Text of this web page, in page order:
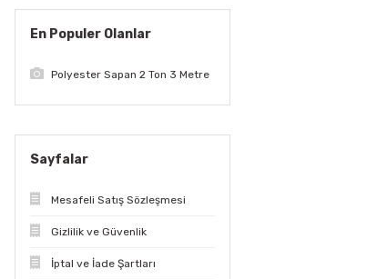
En Populer Olanlar
Polyester Sapan 2 Ton 3 Metre
Sayfalar
Mesafeli Satış Sözleşmesi
Gizlilik ve Güvenlik
İptal ve İade Şartları